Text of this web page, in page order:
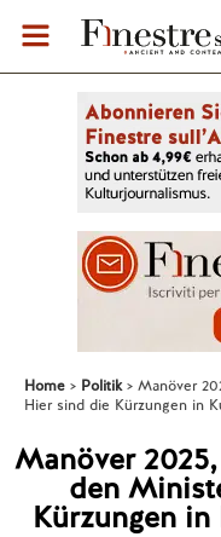
Home Politik
Manöver
Hier sind die Kürzungen in
Manöver
den
Kürzungen